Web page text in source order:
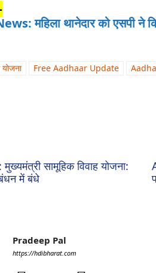
महिला थानेदार को एसपी ने
योजना Free Aadhaar Update
सामूहिक विवाह योजना:
में बंधे
Pradeep Pal
https://hdibharat.com